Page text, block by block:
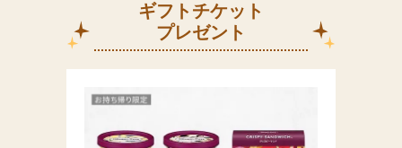
ギフトチケット
プレゼント